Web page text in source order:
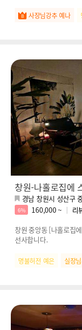
사장님강추 예나
창원-나홀로집에
경남 창원시 성산구
6% 160,000 ~ 리
창원 중앙동 [나홀로집
선사합니다.
명불허전 예은 실장